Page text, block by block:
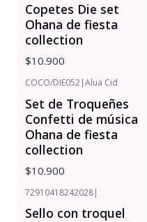
Copetes Die set
Ohana de fiesta
collection
$10.900
COCO/DIE052|Alua Cid
Set de Troqueñes
Confetti de música
Ohana de fiesta
collection
$10.900
72910418242028|
Sello con troquel